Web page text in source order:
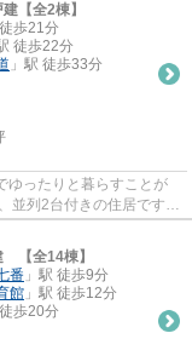
【全2棟】
歩21分
徒歩22分
」駅 徒歩33分
ゆったりと暮らすことが
並列2台付きの住居です♪
...
【全14棟】
番 」駅 徒歩9分
館 」駅 徒歩12分
歩20分